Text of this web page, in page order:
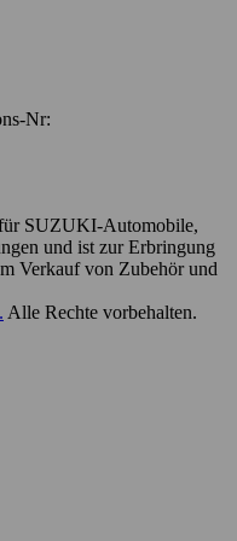
Nr:
SUZUKI-Automobile,
und ist zur Erbringung
Verkauf von Zubehör und
Alle Rechte vorbehalten.